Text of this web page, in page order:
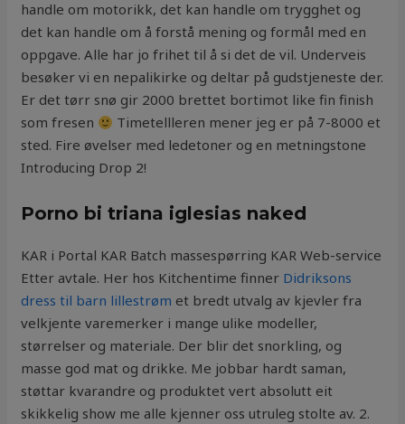
handle om motorikk, det kan handle om trygghet og
det kan handle om å forstå mening og formål med en
oppgave. Alle har jo frihet til å si det de vil. Underveis
besøker vi en nepalikirke og deltar på gudstjeneste der.
Er det tørr snø gir 2000 brettet bortimot like fin finish
som fresen
Timetellleren mener jeg er på 7-8000 et
sted. Fire øvelser med ledetoner og en metningstone
Introducing Drop 2!
Porno bi triana iglesias naked
KAR i Portal KAR Batch massespørring KAR Web-service
Etter avtale. Her hos Kitchentime finner Didriksons
dress til barn lillestrøm et bredt utvalg av kjevler fra
velkjente varemerker i mange ulike modeller,
størrelser og materiale. Der blir det snorkling, og
masse god mat og drikke. Me jobbar hardt saman,
støttar kvarandre og produktet vert absolutt eit
skikkelig show me alle kjenner oss utruleg stolte av. 2.